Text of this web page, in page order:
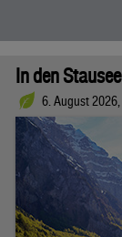
In den
6. August